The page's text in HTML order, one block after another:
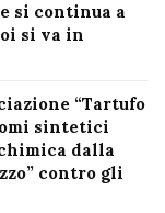
si continua a
si va in
“Tartufo
sintetici
dalla
contro gli